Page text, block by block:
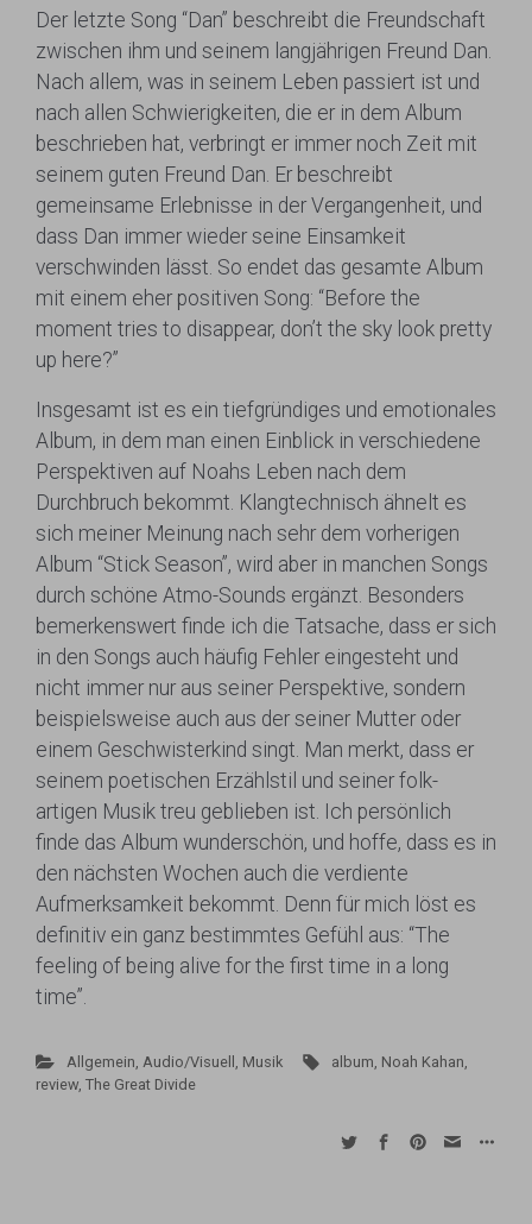
Der letzte Song “Dan” beschreibt die Freundschaft
zwischen ihm und seinem langjährigen Freund Dan.
Nach allem, was in seinem Leben passiert ist und
nach allen Schwierigkeiten, die er in dem Album
beschrieben hat, verbringt er immer noch Zeit mit
seinem guten Freund Dan. Er beschreibt
gemeinsame Erlebnisse in der Vergangenheit, und
dass Dan immer wieder seine Einsamkeit
verschwinden lässt. So endet das gesamte Album
mit einem eher positiven Song: “Before the
moment tries to disappear, don’t the sky look pretty
up here?”
Insgesamt ist es ein tiefgründiges und emotionales
Album, in dem man einen Einblick in verschiedene
Perspektiven auf Noahs Leben nach dem
Durchbruch bekommt. Klangtechnisch ähnelt es
sich meiner Meinung nach sehr dem vorherigen
Album “Stick Season”, wird aber in manchen Songs
durch schöne Atmo-Sounds ergänzt. Besonders
bemerkenswert finde ich die Tatsache, dass er sich
in den Songs auch häufig Fehler eingesteht und
nicht immer nur aus seiner Perspektive, sondern
beispielsweise auch aus der seiner Mutter oder
einem Geschwisterkind singt. Man merkt, dass er
seinem poetischen Erzählstil und seiner folk-
artigen Musik treu geblieben ist. Ich persönlich
finde das Album wunderschön, und hoffe, dass es in
den nächsten Wochen auch die verdiente
Aufmerksamkeit bekommt. Denn für mich löst es
definitiv ein ganz bestimmtes Gefühl aus: “The
feeling of being alive for the first time in a long
time”.
Allgemein Audio/Visuell Musik album Noah Kahan
review The Great Divide